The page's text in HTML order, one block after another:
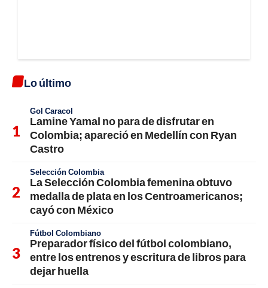
Lo último
Gol Caracol
Lamine Yamal no para de disfrutar en
Colombia; apareció en Medellín con Ryan
Castro
Selección Colombia
La Selección Colombia femenina obtuvo
medalla de plata en los Centroamericanos;
cayó con México
Fútbol Colombiano
Preparador físico del fútbol colombiano,
entre los entrenos y escritura de libros para
dejar huella